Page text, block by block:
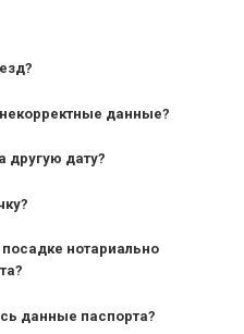
данные?
другую дату?
нотариально
данные паспорта?